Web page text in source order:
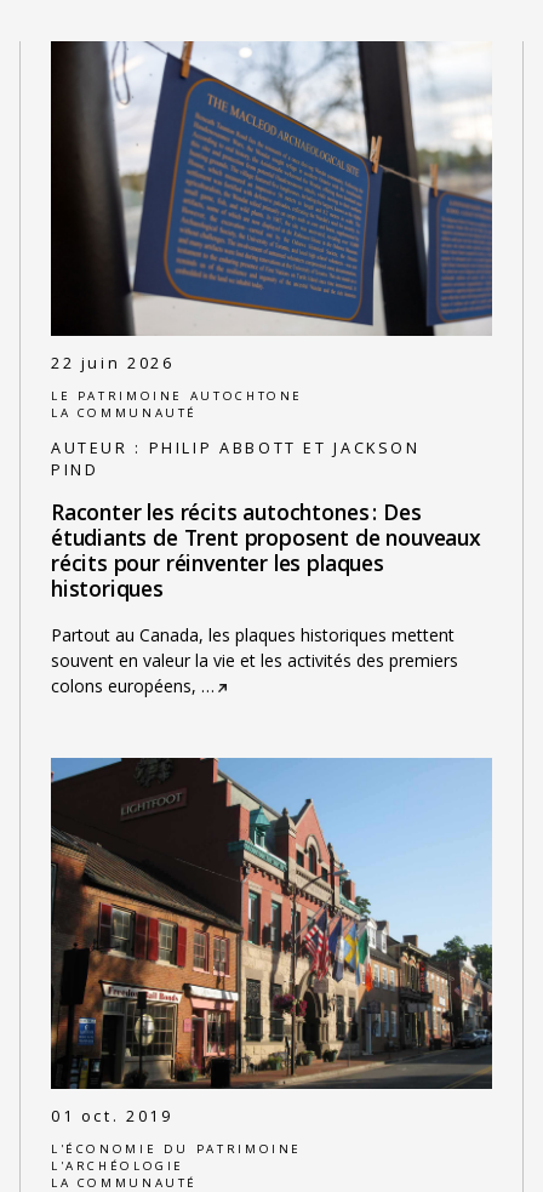
22 juin 2026
LE PATRIMOINE AUTOCHTONE
LA COMMUNAUTÉ
AUTEUR : PHILIP ABBOTT ET JACKSON
PIND
Raconter les récits autochtones : Des
étudiants de Trent proposent de nouveaux
récits pour réinventer les plaques
historiques
Partout au Canada, les plaques historiques mettent
souvent en valeur la vie et les activités des premiers
colons européens, …
01 oct. 2019
L'ÉCONOMIE DU PATRIMOINE
L'ARCHÉOLOGIE
LA COMMUNAUTÉ